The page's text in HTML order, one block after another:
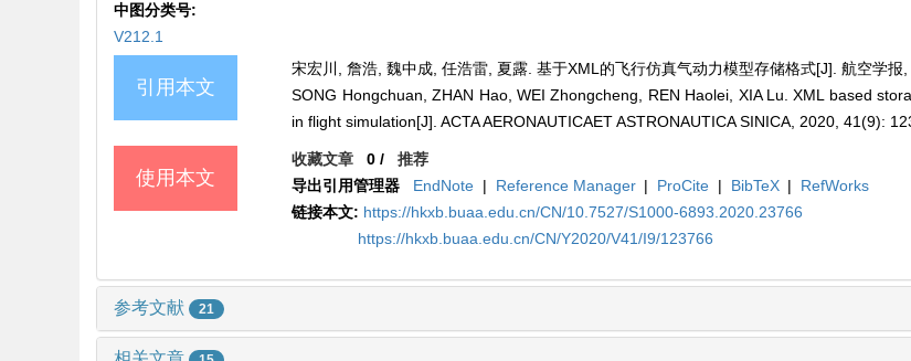
中图分类号:
V212.1
引用本文
宋宏川, 詹浩, 魏中成, 任浩雷, 夏露. 基于XML的飞行仿真气动力模型存储格式[J]. 航空学
SONG Hongchuan, ZHAN Hao, WEI Zhongcheng, REN Haolei, XIA Lu. XML based
in flight simulation[J]. ACTA AERONAUTICAET ASTRONAUTICA SINICA, 2020, 41(9):
使用本文
收藏文章 0 /推荐
导出引用管理器
EndNote | Reference Manager | ProCite | BibTeX |
RefWorks
链接本文: https://hkxb.buaa.edu.cn/CN/10.7527/S1000-6893.2020.23766
https://hkxb.buaa.edu.cn/CN/Y2020/V41/I9/123766
参考文献 21